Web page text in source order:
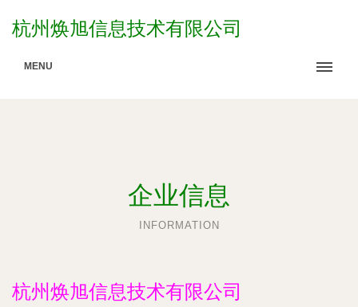
杭州焕旭信息技术有限公司
MENU
企业信息
INFORMATION
杭州焕旭信息技术有限公司